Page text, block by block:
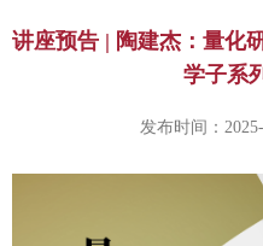
讲座预告 | 陶建杰：量
学子系
发布时间：